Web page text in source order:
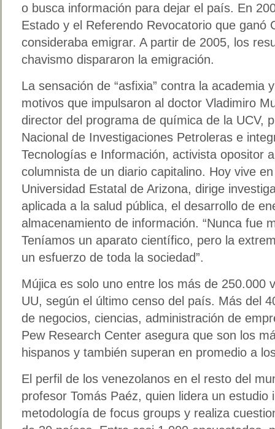
o busca información para dejar el país. En
Estado y el Referendo Revocatorio que ganó
consideraba emigrar. A partir de 2005, los
chavismo dispararon la emigración.
La sensación de “asfixia” contra la academia
motivos que impulsaron al doctor Vladimiro
director del programa de química de la UCV,
Nacional de Investigaciones Petroleras e
Tecnologías e Información, activista opositor
columnista de un diario capitalino. Hoy vive
Universidad Estatal de Arizona, dirige
aplicada a la salud pública, el desarrollo de
almacenamiento de información. “Nunca fue
Teníamos un aparato científico, pero la
un esfuerzo de toda la sociedad”.
Mújica es solo uno entre los más de 250.000
UU, según el último censo del país. Más del
de negocios, ciencias, administración de
Pew Research Center asegura que son los
hispanos y también superan en promedio a
El perfil de los venezolanos en el resto del
profesor Tomás Paéz, quien lidera un estudio
metodología de focus groups y realiza